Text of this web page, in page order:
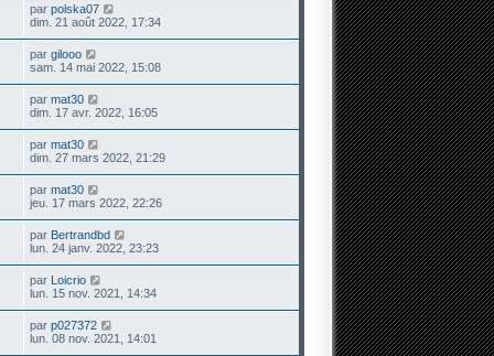
par polska07
dim. 21 août 2022, 17:34
par gilooo
sam. 14 mai 2022, 15:08
par mat30
dim. 17 avr. 2022, 16:05
par mat30
dim. 27 mars 2022, 21:29
par mat30
jeu. 17 mars 2022, 22:26
par Bertrandbd
lun. 24 janv. 2022, 23:23
par Loicrio
lun. 15 nov. 2021, 14:34
par p027372
lun. 08 nov. 2021, 14:01